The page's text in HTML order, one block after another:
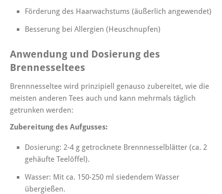
Förderung des Haarwachstums (äußerlich angewendet)
Besserung bei Allergien (Heuschnupfen)
Anwendung und Dosierung des
Brennesseltees
Brennnesseltee wird prinzipiell genauso zubereitet, wie die
meisten anderen Tees auch und kann mehrmals täglich
getrunken werden:
Zubereitung des Aufgusses:
Dosierung: 2-4 g getrocknete Brennnesselblätter (ca. 2
gehäufte Teelöffel).
Wasser: Mit ca. 150-250 ml siedendem Wasser
übergießen.